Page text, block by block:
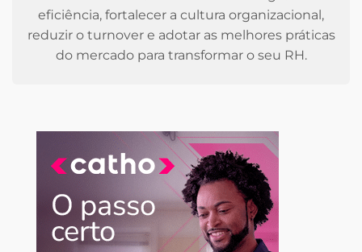
eficiência, fortalecer a cultura organizacional,
reduzir o turnover e adotar as melhores práticas
do mercado para transformar o seu RH.